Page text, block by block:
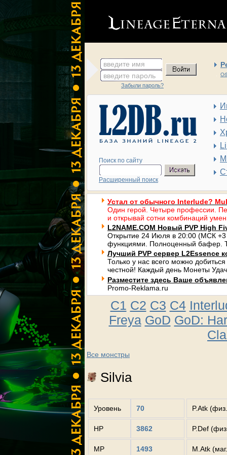
введите имя
введите пароль
Забыли пароль?
Поиск по сайту
Расширенный поиск
Устал от обычного Interlude?
Один герой. Четыре профессии.
и открывай сотни комбинаций
L2NAME.COM Новый PVP High
Открытие 24 Июля в 20:00 (МСК
функциями. Полноценный бафер.
Лучший PVP сервер L2Essence
Только у нас всего можно
честной! Каждый день Монеты
Разместите здесь Ваше
Promo-Reklama.ru
C1 C2 C3 C4
Freya GoD GoD:
Все монстры
Silvia
Уровень 70
HP 3862
MP 1493
P.Atk
P.Def
M.Atk